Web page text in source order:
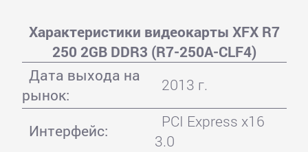
Характеристики видеокарты XFX R7
250 2GB DDR3 (R7-250A-CLF4)
Дата выхода на
рынок:
2013 г.
Интерфейс:
PCI Express x16
3.0